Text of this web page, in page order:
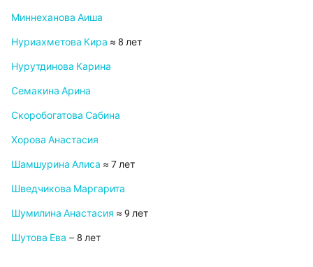
Миннеханова Аиша
Нуриахметова Кира ≈ 8 лет
Нурутдинова Карина
Семакина Арина
Скоробогатова Сабина
Хорова Анастасия
Шамшурина Алиса ≈ 7 лет
Шведчикова Маргарита
Шумилина Анастасия ≈ 9 лет
Шутова Ева – 8 лет